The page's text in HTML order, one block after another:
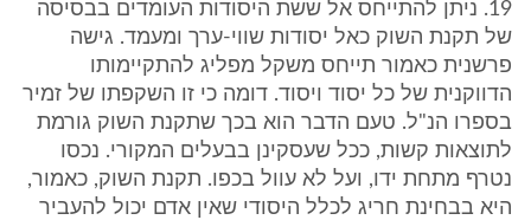
19. ניתן להתייחס אל ששת היסודות העומדים בבסיסה
של תקנת השוק כאל יסודות שווי-ערך ומעמד. גישה
פרשנית כאמור תייחס משקל מפליג להתקיימותו
הדווקנית של כל יסוד ויסוד. דומה כי זו השקפתו של זמיר
בספרו הנ"ל. טעם הדבר הוא בכך שתקנת השוק גורמת
לתוצאות קשות, ככל שעסקינן בבעלים המקורי. נכסו
נטרף מתחת ידו, ועל לא עוול בכפו. תקנת השוק, כאמור,
היא בבחינת חריג לכלל היסודי שאין אדם יכול להעביר